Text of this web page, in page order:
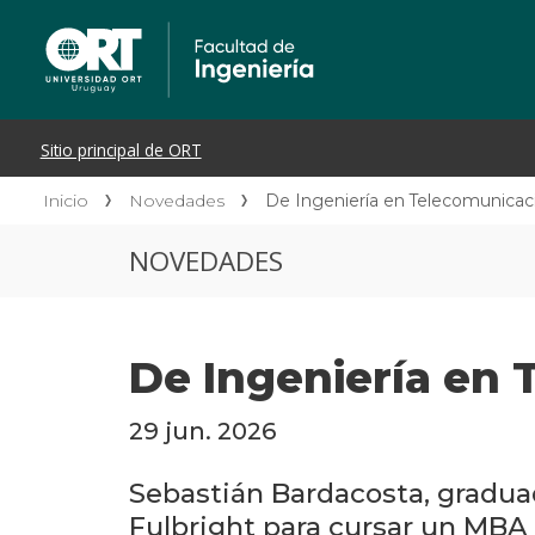
Inicio Novedades De Ingeniería en
NOVEDADES
De Ingeniería en
29 jun. 2026
Sebastián Bardacosta,
Fulbright para cursar un